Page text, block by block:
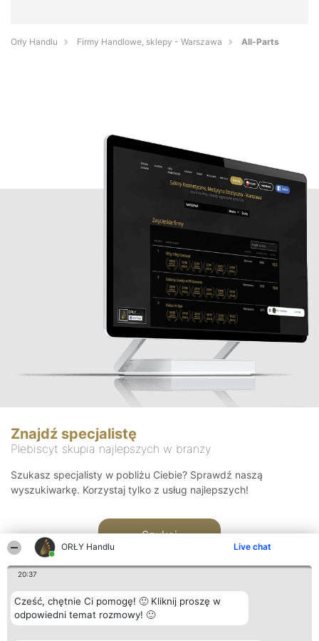
ORŁY Handlu Live chat
20:37
Cześć, chętnie Ci pomogę! 🙂 Kliknij proszę w
odpowiedni temat rozmowy! 🙂
Orły Handlu Firmy Handlowe, sklepy - Warszawa All-Parts
Znajdź specjalistę
Plebiscyt skupia najlepszych w branży
Szukasz specjalisty w pobliżu Ciebie? Sprawdź naszą
wyszukiwarkę. Korzystaj tylko z usług najlepszych!
Szukaj